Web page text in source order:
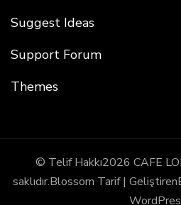
Suggest Ideas
Support Forum
Themes
© Telif Hakkı2026 CAFE
saklıdır.Blossom Tarif | Geliştiren